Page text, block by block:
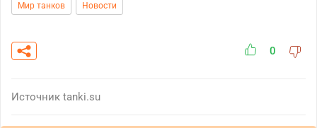
Мир танков Новости
0
Источник tanki.su